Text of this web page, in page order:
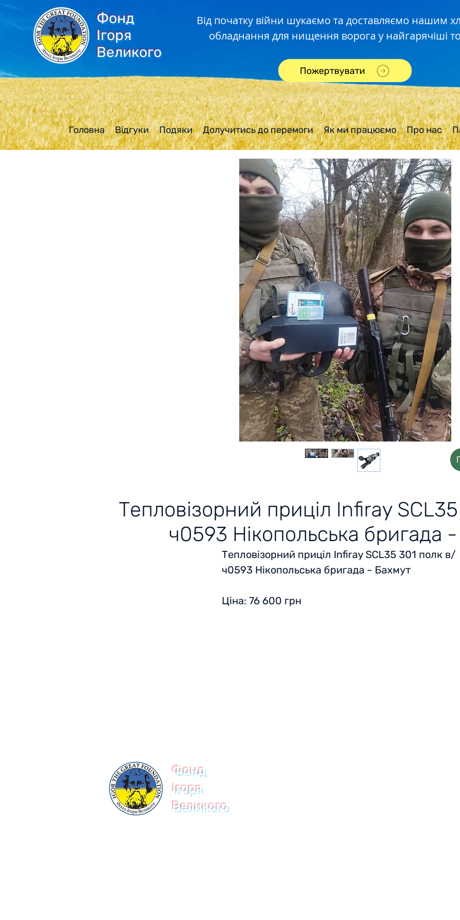
Фонд
Ігоря
Великого
Від початку війни шукаємо та доставляємо нашим
обладнання для нищення ворога у найгарячіші
Пожертвувати
Головна Відгуки Подяки Долучитись до перемоги Як ми працюємо Про нас
Тепловізорний приціл Infiray
ч0593 Нікопольська бригада
Тепловізорний приціл Infiray SCL35 301 полк в/
ч0593 Нікопольська бригада - Бахмут
Ціна: 76 600 грн
Фонд
Ігоря
Великого